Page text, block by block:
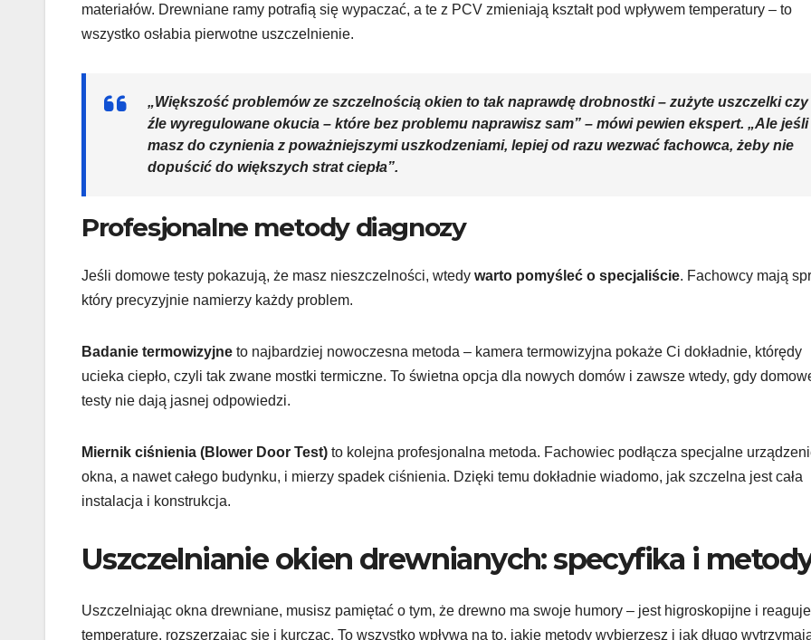
materiałów. Drewniane ramy potrafią się wypaczać, a te z PCV zmieniają kształt pod wpływem temperatury – to
wszystko osłabia pierwotne uszczelnienie.
„Większość problemów ze szczelnością okien to tak naprawdę drobnostki – zużyte uszczelki czy
źle wyregulowane okucia – które bez problemu naprawisz sam” – mówi pewien ekspert. „Ale jeśli
masz do czynienia z poważniejszymi uszkodzeniami, lepiej od razu wezwać fachowca, żeby nie
dopuścić do większych strat ciepła”.
Profesjonalne metody diagnozy
Jeśli domowe testy pokazują, że masz nieszczelności, wtedy warto pomyśleć o specjaliście. Fachowcy mają
który precyzyjnie namierzy każdy problem.
Badanie termowizyjne to najbardziej nowoczesna metoda – kamera termowizyjna pokaże Ci dokładnie, którędy
ucieka ciepło, czyli tak zwane mostki termiczne. To świetna opcja dla nowych domów i zawsze wtedy, gdy
testy nie dają jasnej odpowiedzi.
Miernik ciśnienia (Blower Door Test) to kolejna profesjonalna metoda. Fachowiec podłącza specjalne
okna, a nawet całego budynku, i mierzy spadek ciśnienia. Dzięki temu dokładnie wiadomo, jak szczelna jest cała
instalacja i konstrukcja.
Uszczelnianie okien drewnianych: specyfika i
Uszczelniając okna drewniane, musisz pamiętać o tym, że drewno ma swoje humory – jest higroskopijne i
temperaturę, rozszerzając się i kurcząc. To wszystko wpływa na to, jakie metody wybierzesz i jak długo